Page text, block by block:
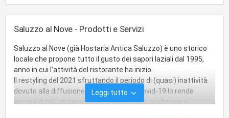
Saluzzo al Nove - Prodotti e Servizi
Saluzzo al Nove (già Hostaria Antica Saluzzo) è uno storico
locale che propone tutto il gusto dei sapori laziali dal 1995,
anno in cui l’attività del ristorante ha inizio.
Il restyling del 2021 sfruttando il periodo di (quasi) inattività
dovuto alla diffusione della pandemia Covid-19 lo rende
ancora di più’ un luogo dove si incontrano tradizione e
Leggi tutto